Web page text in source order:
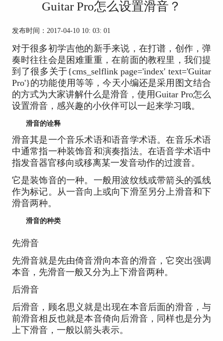
Guitar Pro怎么设置滑音？
发布时间：2017-04-10 10: 03: 01
对于很多初学吉他的新手来说，在打谱，创作，弹
奏时往往会是困难重重，在前面的教程里，我们提
到了很多关于{cms_selflink page='index' text='Guitar
Pro'}的功能使用等等，今天小编还是采用图文结合
的方式为大家讲解什么是滑音，使用Guitar Pro怎么
设置滑音，感兴趣的小伙伴可以一起来学习哦。
滑音的诠释
滑音其是一个音乐术语和语音学术语。在音乐术语
中通常指一种装饰音和演奏指法。在语音学术语中
指发音器官移向或移离某一发音动作的过渡音。
它是装饰音的一种。一般用波纹线或带箭头的弧线
作为标记。从一音向上或向下滑至另分上滑音和下
滑音两种。
滑音的种类
先滑音
先滑音就是先由倚音滑向本音的滑音，它突出强调
本音，先滑音一般又分为上下滑音两种。
后滑音
后滑音，顾名思义就是出现在本音后面的滑音，与
前滑音相反也就是本音倚向后滑音，同样也是分为
上下滑音，一般以箭头表示。